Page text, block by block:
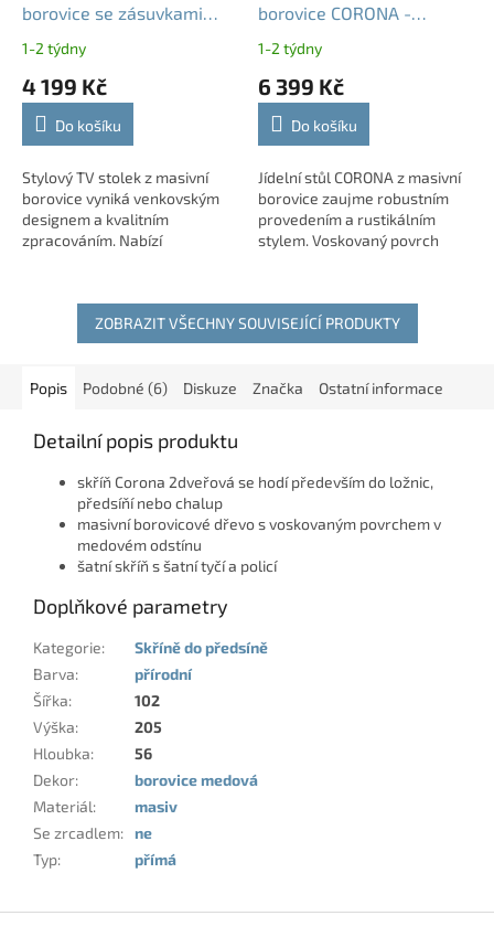
borovice se zásuvkami
venkovský styl
1-2 týdny
4 199 Kč
Do košíku
Stylový TV stolek z masivní
borovice vyniká venkovským
designem a kvalitním
zpracováním. Nabízí
praktický otvor pro vedení
borovice CORONA -
1-2 týdny
6 399 Kč
Do košíku
Jídelní stůl CORONA z masivní
borovice zaujme robustním
provedením a rustikálním
stylem. Voskovaný povrch
jedinečný charakter....
ZOBRAZIT VŠECHNY SOUVISEJÍCÍ PRODUKTY
Popis Podobné (6) Diskuze Značka Ostatní informace
Detailní popis produktu
skříň Corona 2dveřová se hodí především do ložnic,
předsíňí nebo chalup
masivní borovicové dřevo s voskovaným povrchem v
medovém odstínu
šatní skříň s šatní tyčí a policí
Doplňkové parametry
Kategorie:
Skříně do předsíně
Barva:
přírodní
Šířka:
102
Výška:
205
Hloubka:
56
Dekor:
borovice medová
Materiál:
masiv
Se zrcadlem: ne
Typ: přímá